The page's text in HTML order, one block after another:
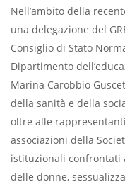
Nell’ambito della
una delegazione del
Consiglio di Stato
Dipartimento
Marina Carobbio
della sanità e della
oltre alle
associazioni della
istituzionali confrontati
delle donne,